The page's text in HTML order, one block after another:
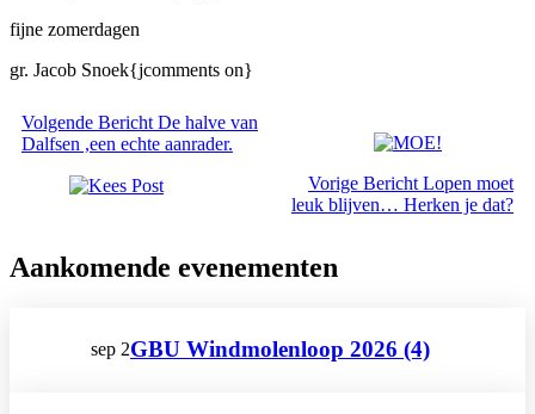
fijne zomerdagen
gr. Jacob Snoek{jcomments on}
Vorige Bericht Lopen moet
leuk blijven… Herken je dat?
Volgende Bericht De halve van
Dalfsen ,een echte aanrader.
Aankomende evenementen
sep 2GBU Windmolenloop 2026 (4)